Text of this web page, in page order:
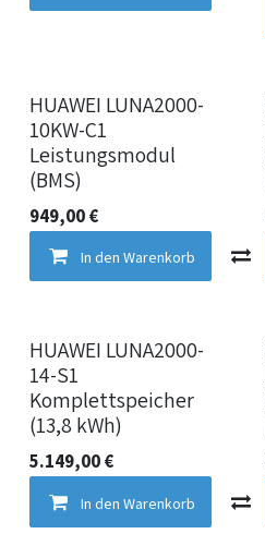
HUAWEI LUNA2000-
10KW-C1
Leistungsmodul
(BMS)
949,00€
In den Warenkorb
HUAWEI LUNA2000-
14-S1
Komplettspeicher
(13,8 kWh)
5.149,00€
In den Warenkorb